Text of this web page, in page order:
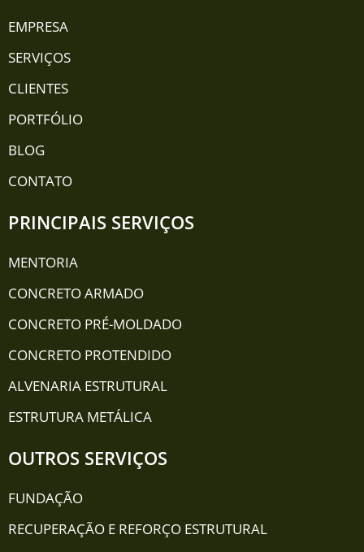
EMPRESA
SERVIÇOS
CLIENTES
PORTFÓLIO
BLOG
CONTATO
PRINCIPAIS SERVIÇOS
MENTORIA
CONCRETO ARMADO
CONCRETO PRÉ-MOLDADO
CONCRETO PROTENDIDO
ALVENARIA ESTRUTURAL
ESTRUTURA METÁLICA
OUTROS SERVIÇOS
FUNDAÇÃO
RECUPERAÇÃO E REFORÇO ESTRUTURAL